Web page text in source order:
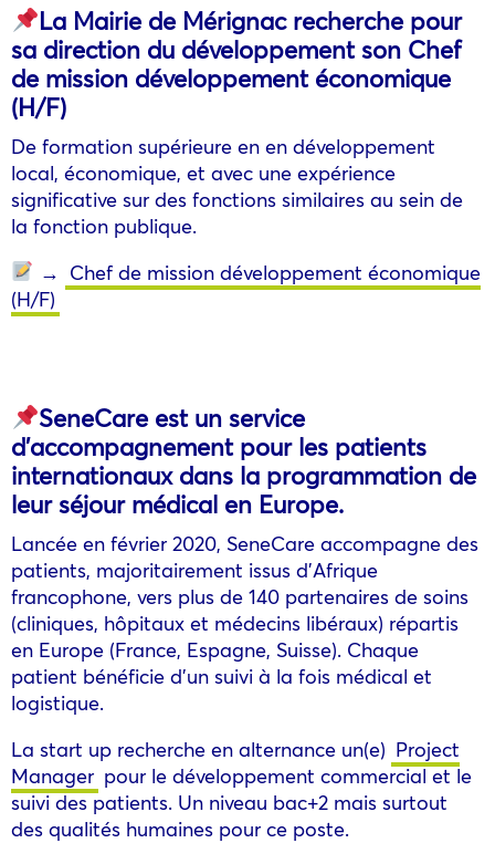
La Mairie de Mérignac recherche pour
sa direction du développement son Chef
de mission développement économique
(H/F)
De formation supérieure en en développement
local, économique, et avec une expérience
significative sur des fonctions similaires au sein de
la fonction publique.
→ Chef de mission développement économique
(H/F)
SeneCare est un service
d’accompagnement pour les patients
internationaux dans la programmation de
leur séjour médical en Europe.
Lancée en février 2020, SeneCare accompagne des
patients, majoritairement issus d’Afrique
francophone, vers plus de 140 partenaires de soins
(cliniques, hôpitaux et médecins libéraux) répartis
en Europe (France, Espagne, Suisse). Chaque
patient bénéficie d’un suivi à la fois médical et
logistique.
La start up recherche en alternance un(e) Project
Manager pour le développement commercial et le
suivi des patients. Un niveau bac+2 mais surtout
des qualités humaines pour ce poste.